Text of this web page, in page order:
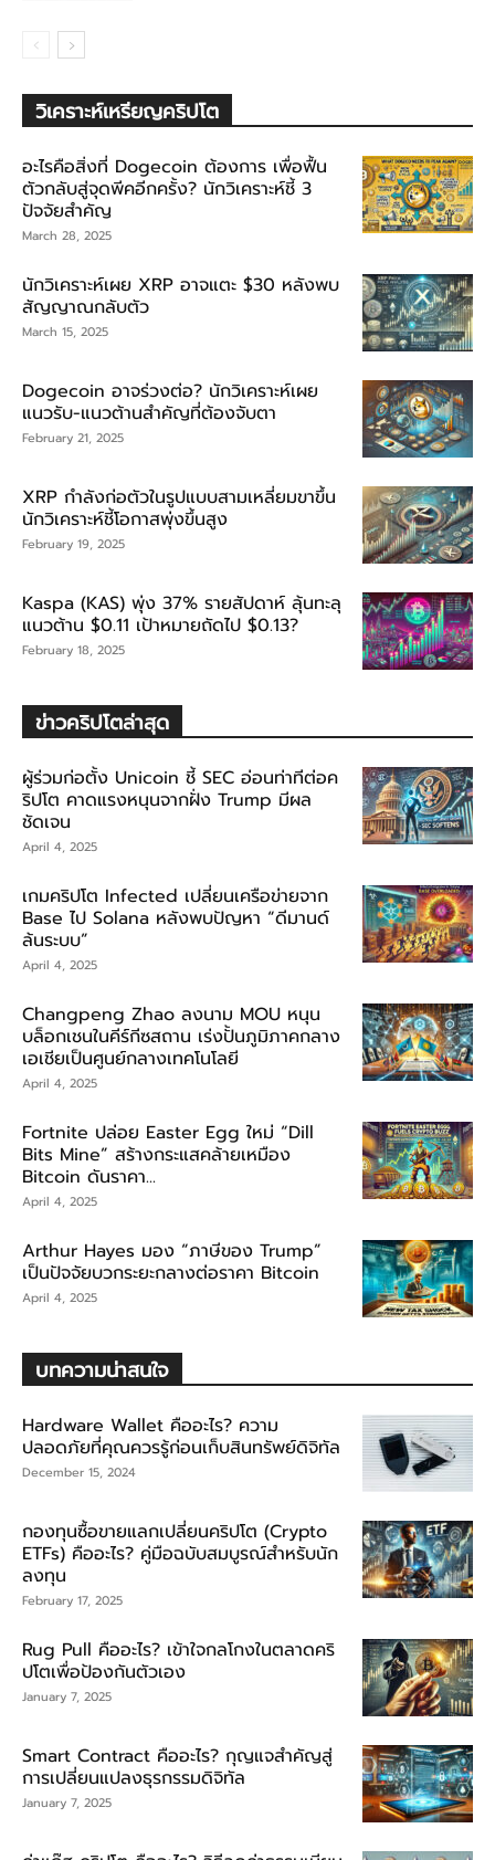
วิเคราะห์เหรียญคริปโต
อะไรคือสิ่งที่ Dogecoin ต้องการ เพื่อฟื้น
ตัวกลับสู่จุดพีคอีกครั้ง? นักวิเคราะห์ชี้ 3
ปัจจัยสำคัญ
March 28, 2025
นักวิเคราะห์เผย XRP อาจแตะ $30 หลังพบ
สัญญาณกลับตัว
March 15, 2025
Dogecoin อาจร่วงต่อ? นักวิเคราะห์เผย
แนวรับ-แนวต้านสำคัญที่ต้องจับตา
February 21, 2025
XRP กำลังก่อตัวในรูปแบบสามเหลี่ยมขาขึ้น
นักวิเคราะห์ชี้โอกาสพุ่งขึ้นสูง
February 19, 2025
Kaspa (KAS) พุ่ง 37% รายสัปดาห์ ลุ้นทะลุ
แนวต้าน $0.11 เป้าหมายถัดไป $0.13?
February 18, 2025
ข่าวคริปโตล่าสุด
ผู้ร่วมก่อตั้ง Unicoin ชี้ SEC อ่อนท่าทีต่อค
ริปโต คาดแรงหนุนจากฝั่ง Trump มีผล
ชัดเจน
April 4, 2025
เกมคริปโต Infected เปลี่ยนเครือข่ายจาก
Base ไป Solana หลังพบปัญหา “ดีมานด์
ล้นระบบ”
April 4, 2025
Changpeng Zhao ลงนาม MOU หนุน
บล็อกเชนในคีร์กีซสถาน เร่งปั้นภูมิภาคกลาง
เอเชียเป็นศูนย์กลางเทคโนโลยี
April 4, 2025
Fortnite ปล่อย Easter Egg ใหม่ “Dill
Bits Mine” สร้างกระแสคล้ายเหมือง
Bitcoin ดันราคา...
April 4, 2025
Arthur Hayes มอง “ภาษีของ Trump”
เป็นปัจจัยบวกระยะกลางต่อราคา Bitcoin
April 4, 2025
บทความน่าสนใจ
Hardware Wallet คืออะไร? ความ
ปลอดภัยที่คุณควรรู้ก่อนเก็บสินทรัพย์ดิจิทัล
December 15, 2024
กองทุนซื้อขายแลกเปลี่ยนคริปโต (Crypto
ETFs) คืออะไร? คู่มือฉบับสมบูรณ์สำหรับนัก
ลงทุน
February 17, 2025
Rug Pull คืออะไร? เข้าใจกลโกงในตลาดคริ
ปโตเพื่อป้องกันตัวเอง
January 7, 2025
Smart Contract คืออะไร? กุญแจสำคัญสู่
การเปลี่ยนแปลงธุรกรรมดิจิทัล
January 7, 2025